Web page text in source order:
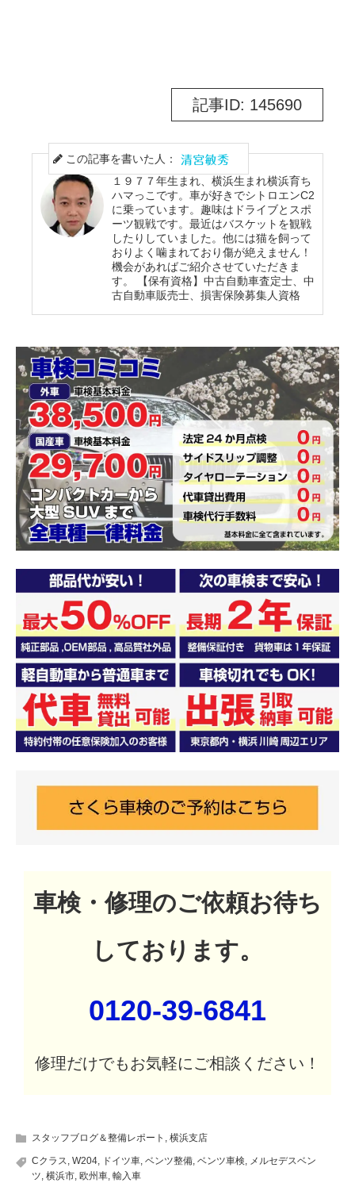
記事ID: 145690
この記事を書いた人：
１９７７年生まれ、横浜生まれ横浜育ち
ハマっこです。車が好きでシトロエンC2
に乗っています。趣味はドライブとスポ
ーツ観戦です。最近はバスケットを観戦
したりしていました。他には猫を飼って
おりよく噛まれており傷が絶えません！
機会があればご紹介させていただきま
す。 【保有資格】中古自動車査定士、中
古自動車販売士、損害保険募集人資格
車検・修理のご依頼お待ち
しております。
0120-39-6841
修理だけでもお気軽にご相談ください！
スタッフブログ＆整備レポート , 横浜支店
Cクラス, W204, ドイツ車, ベンツ整備, ベンツ車検, メルセデスベン
ツ, 横浜市, 欧州車, 輸入車